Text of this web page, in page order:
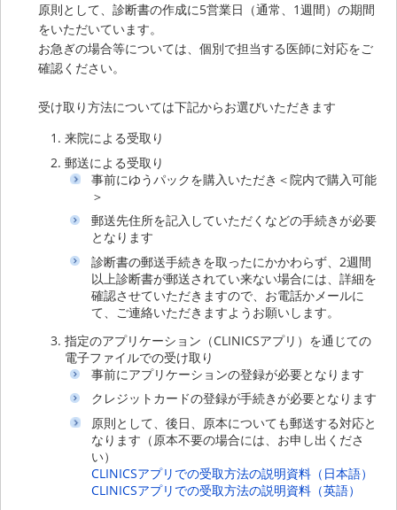
原則として、診断書の作成に5営業日（通常、1週間）の期間
をいただいています。
お急ぎの場合等については、個別で担当する医師に対応をご
確認ください。
受け取り方法については下記からお選びいただきます
来院による受取り
郵送による受取り
事前にゆうパックを購入いただき＜院内で購入可能
＞
郵送先住所を記入していただくなどの手続きが必要
となります
診断書の郵送手続きを取ったにかかわらず、2週間
以上診断書が郵送されてい来ない場合には、詳細を
確認させていただきますので、お電話かメールに
て、ご連絡いただきますようお願いします。
指定のアプリケーション（CLINICSアプリ）を通じての
電子ファイルでの受け取り
事前にアプリケーションの登録が必要となります
クレジットカードの登録が手続きが必要となります
原則として、後日、原本についても郵送する対応と
なります（原本不要の場合には、お申し出くださ
い）
CLINICSアプリでの受取方法の説明資料（日本語）
CLINICSアプリでの受取方法の説明資料（英語）